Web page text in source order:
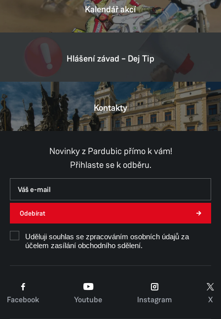
530 02 Pardubice
+420 466 046 011
E-mail: posta@umo1.mmp.cz
00274046
Provozní doba
Pondělí
8:00–17:00
8:00–17:00
8:00–15:30
Pátek 8:00–14:30
Kalendář akcí
Hlášení závad – Dej Tip
Kontakty
Novinky z Pardubic přímo k vám!
Přihlaste se k odběru.
Odebírat
Uděluji souhlas se zpracováním osobních údajů za
účelem zasílání obchodního sdělení.
Facebook Youtube Instagram X